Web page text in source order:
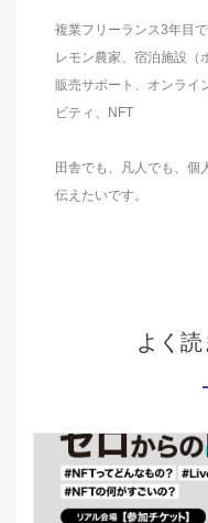
複業フリーランス3年目で
レモン農家、宿泊施設（
販売サポート、オンライ
ビティ、NFT
田舎でも、凡人でも、個
伝えたいです。
よく